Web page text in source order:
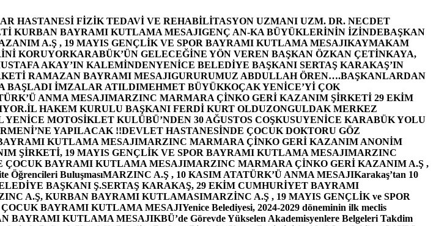
HASTANESİ FİZİK TEDAVİ VE REHABİLİTASYON UZMANI UZM. DR. NECDET
KURBAN BAYRAMI KUTLAMA MESAJIGENÇ AN-KA BÜYÜKLERİNİN İZİNDEBAŞKAN
A.Ş , 19 MAYIS GENÇLİK VE SPOR BAYRAMI KUTLAMA MESAJIKAYMAKAM
KORUYORKARABÜK’ÜN GELECEĞİNE YÖN VEREN BAŞKAN ÖZKAN ÇETİNKAYA,
AKAY’IN KALEMİNDENYENİCE BELEDİYE BAŞKANI SERTAŞ KARAKAŞ’IN
RAMAZAN BAYRAMI MESAJIGURURUMUZ ABDULLAH ÖREN….BAŞKANLARDAN
BAŞLADI İMZALAR ATILDIMEHMET BÜYÜKKOÇAK YENİCE’Yİ ÇOK
ANMA MESAJIMARZINC MARMARA ÇİNKO GERİ KAZANIM ŞİRKETİ 29 EKİM
İL HAKEM KURULU BAŞKANI FERDİ KURT OLDUZONGULDAK MERKEZ
YENİCE MOTOSİKLET KULÜBÜ’NDEN 30 AĞUSTOS COŞKUSUYENİCE KARABÜK YOLU
YAPILACAK !!DEVLET HASTANESİNDE ÇOCUK DOKTORU GÖZ
KUTLAMA MESAJIMARZINC MARMARA ÇİNKO GERİ KAZANIM ANONİM
ŞİRKETİ, 19 MAYIS GENÇLİK VE SPOR BAYRAMI KUTLAMA MESAJIMARZINC
ÇOCUK BAYRAMI KUTLAMA MESAJIMARZINC MARMARA ÇİNKO GERİ KAZANIM A.Ş ,
Öğrencileri BuluşmasıMARZINC A.Ş , 10 KASIM ATATÜRK’Ü ANMA MESAJIKarakaş’tan 10
BAŞKANI Ş.SERTAŞ KARAKAŞ, 29 EKİM CUMHURİYET BAYRAMI
A.Ş, KURBAN BAYRAMI KUTLAMASIMARZİNC A.Ş , 19 MAYIS GENÇLİK ve SPOR
BAYRAMI KUTLAMA MESAJIYenice Belediyesi, 2024-2029 döneminin ilk meclis
BAYRAMI KUTLAMA MESAJIKBÜ’de Görevde Yükselen Akademisyenlere Belgeleri Takdim